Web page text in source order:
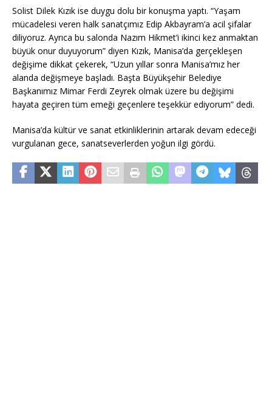
Solist Dilek Kızık ise duygu dolu bir konuşma yaptı. “Yaşam
mücadelesi veren halk sanatçımız Edip Akbayram’a acil şifalar
diliyoruz. Ayrıca bu salonda Nazım Hikmet’i ikinci kez anmaktan
büyük onur duyuyorum” diyen Kızık, Manisa’da gerçekleşen
değişime dikkat çekerek, “Uzun yıllar sonra Manisa’mız her
alanda değişmeye başladı. Başta Büyükşehir Belediye
Başkanımız Mimar Ferdi Zeyrek olmak üzere bu değişimi
hayata geçiren tüm emeği geçenlere teşekkür ediyorum” dedi.
Manisa’da kültür ve sanat etkinliklerinin artarak devam edeceği
vurgulanan gece, sanatseverlerden yoğun ilgi gördü.